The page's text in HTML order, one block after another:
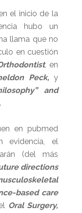
el inicio de la
hubo un
llama que no
en cuestión
, en
Peck,y
and
en pubmed
evidencia, el
(del más
directions
based care
Oral Surgery,